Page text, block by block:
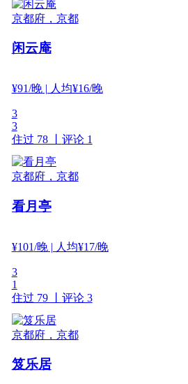
京都府，京都
闲云庵
¥91/晚| 人均¥16/晚
3
3
住过 78 丨 评论 1
京都府，京都
看月亭
¥101/晚| 人均¥17/晚
3
1
住过 79 丨 评论 3
京都府，京都
笈乐居